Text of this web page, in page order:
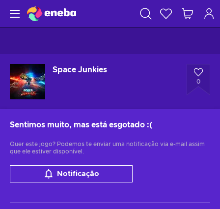
Space Junkies
0
Sentimos muito, mas está esgotado :(
Quer este jogo? Podemos te enviar uma notificação via e-mail assim
que ele estiver disponível.
Notificação